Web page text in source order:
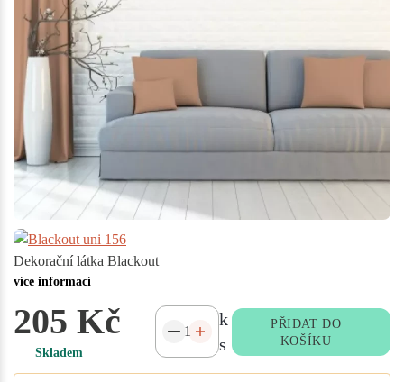
Dekorační látka Blackout
více informací
205 Kč
Skladem
k
s
PŘIDAT DO
KOŠÍKU